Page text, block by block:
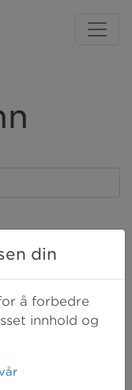
din
å forbedre
innhold og